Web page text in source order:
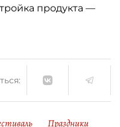
продукта —
Праздники